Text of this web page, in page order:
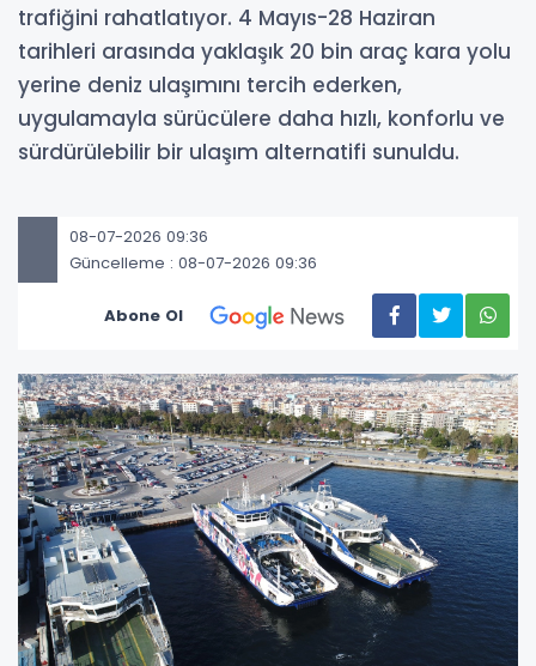
trafiğini rahatlatıyor. 4 Mayıs-28 Haziran
tarihleri arasında yaklaşık 20 bin araç kara yolu
yerine deniz ulaşımını tercih ederken,
uygulamayla sürücülere daha hızlı, konforlu ve
sürdürülebilir bir ulaşım alternatifi sunuldu.
08-07-2026 09:36
Güncelleme : 08-07-2026 09:36
Abone Ol